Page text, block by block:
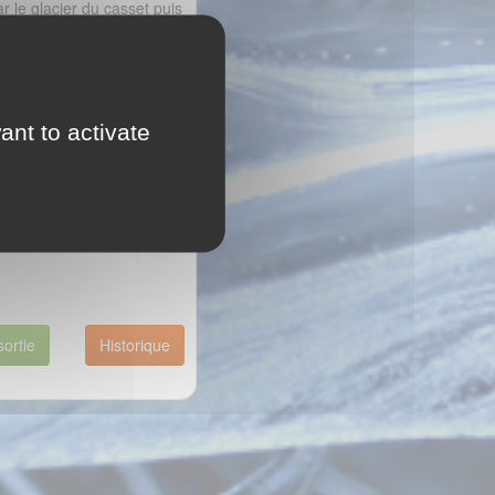
le glacier du casset puis
la morraine du glacier
bonne poudre sur le
Historique
to activate